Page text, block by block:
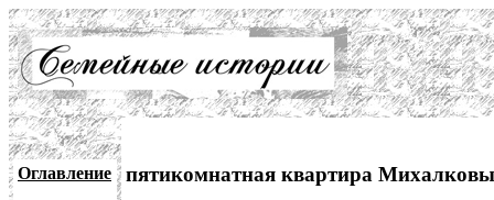
Оглавление
пятикомнатная квартира